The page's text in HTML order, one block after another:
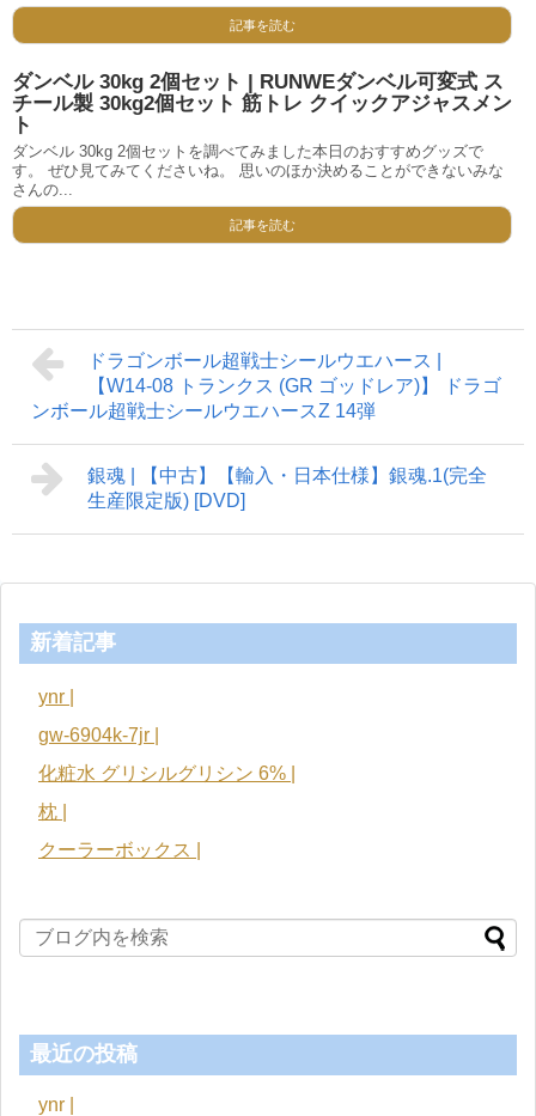
記事を読む
ダンベル 30kg 2個セット | RUNWEダンベル可変式 ス
チール製 30kg2個セット 筋トレ クイックアジャスメン
ト
ダンベル 30kg 2個セットを調べてみました本日のおすすめグッズで
す。 ぜひ見てみてくださいね。 思いのほか決めることができないみな
さんの...
記事を読む
ドラゴンボール超戦士シールウエハース |
【W14-08 トランクス (GR ゴッドレア)】 ドラゴ
ンボール超戦士シールウエハースZ 14弾
銀魂 | 【中古】【輸入・日本仕様】銀魂.1(完全
生産限定版) [DVD]
新着記事
ynr |
gw-6904k-7jr |
化粧水 グリシルグリシン 6% |
枕 |
クーラーボックス |
最近の投稿
ynr |